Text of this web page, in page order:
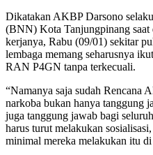
Dikatakan AKBP Darsono
(BNN) Kota Tanjungpinang
kerjanya, Rabu (09/01) sekitar
lembaga memang seharusnya
RAN P4GN tanpa terkecuali.
“Namanya saja sudah Rencana
narkoba bukan hanya tanggung
juga tanggung jawab bagi
harus turut melakukan
minimal mereka melakukan itu